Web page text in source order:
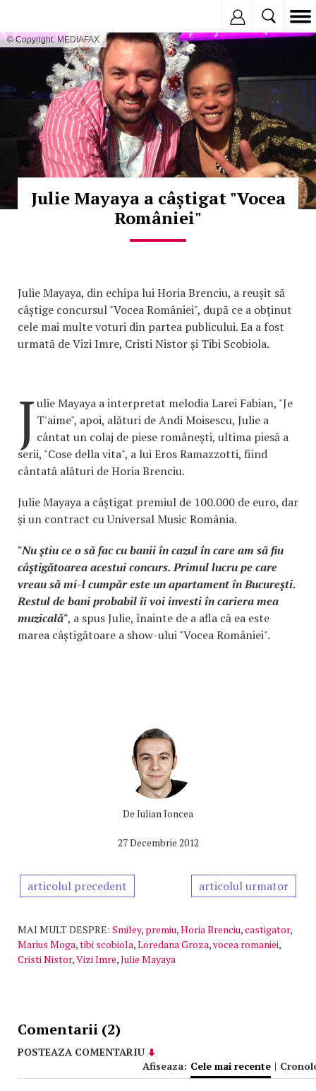
© Copyright: MEDIAFAX
Julie Mayaya a câștigat "Vocea
României"
Julie Mayaya, din echipa lui Horia Brenciu, a reușit să
câștige concursul "Vocea României", după ce a obținut
cele mai multe voturi din partea publicului. Ea a fost
urmată de Vizi Imre, Cristi Nistor și Tibi Scobiola.
Julie Mayaya a interpretat melodia Larei Fabian, "Je
T'aime", apoi, alături de Andi Moisescu, Julie a
cântat un colaj de piese româneşti, ultima piesă a
serii, "Cose della vita", a lui Eros Ramazzotti, fiind
cântată alături de Horia Brenciu.
Julie Mayaya a câștigat premiul de 100.000 de euro, dar
și un contract cu Universal Music România.
"Nu ştiu ce o să fac cu banii în cazul în care am să fiu
câştigătoarea acestui concurs. Primul lucru pe care
vreau să mi-l cumpăr este un apartament în Bucureşti.
Restul de bani probabil îi voi investi în cariera mea
muzicală", a spus Julie, înainte de a afla că ea este
marea câștigătoare a show-ului "Vocea României".
De Iulian Ioncea
27 Decembrie 2012
articolul precedent articolul urmator
MAI MULT DESPRE: Smiley, premiu,Horia Brenciu,castigator,
Marius Moga,tibi scobiola,Loredana Groza,vocea romaniei,
Cristi Nistor,Vizi Imre,Julie Mayaya
Comentarii (2)
POSTEAZA COMENTARIU
Afiseaza: Cele mai recente |